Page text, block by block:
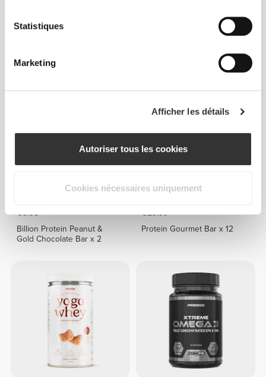
Statistiques
Marketing
Afficher les détails
Autoriser tous les cookies
Cookies nécessaires uniquement
Produits Favoris Voir tout
€3.98
Billion Protein Peanut &
Gold Chocolate Bar x 2
€29.99
Protein Gourmet Bar x 12